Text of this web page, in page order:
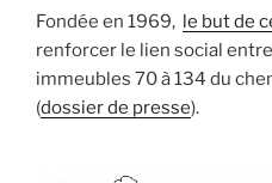
Fondée en 1969, le but de
renforcer le lien social
immeubles 70 à 134 du
(dossier de presse).